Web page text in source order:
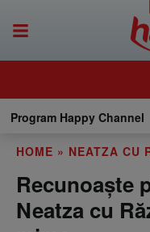
Program Happy Channel
HOME » NEATZA CU
Recunoaște
Neatza cu